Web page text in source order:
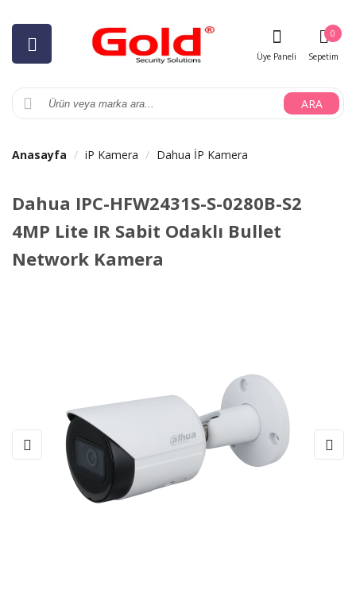
ARA
Üye Paneli Sepetim
0
Anasayfa iP Kamera Dahua İP Kamera
Dahua IPC-HFW2431S-S-0280B-S2
4MP Lite IR Sabit Odaklı Bullet
Network Kamera